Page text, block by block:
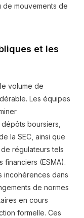
mouvements de
et les
volume de
Les équipes
boursiers,
la SEC, ainsi que
régulateurs tels
(ESMA).
incohérences dans
de normes
en cours
formelle. Ces